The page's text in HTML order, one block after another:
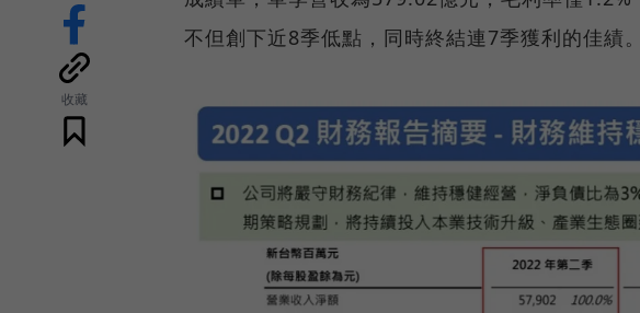
收藏
不但創下近8季低點，同時終結連7季獲利的佳績。